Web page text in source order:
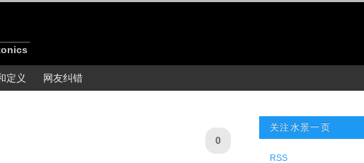
定义 网友纠错
0
关注水景一页
RSS